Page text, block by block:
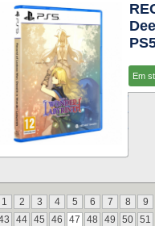
Em
1 2 3 4 5 6 7 8
9
44 45 46 47 48 49 50 51